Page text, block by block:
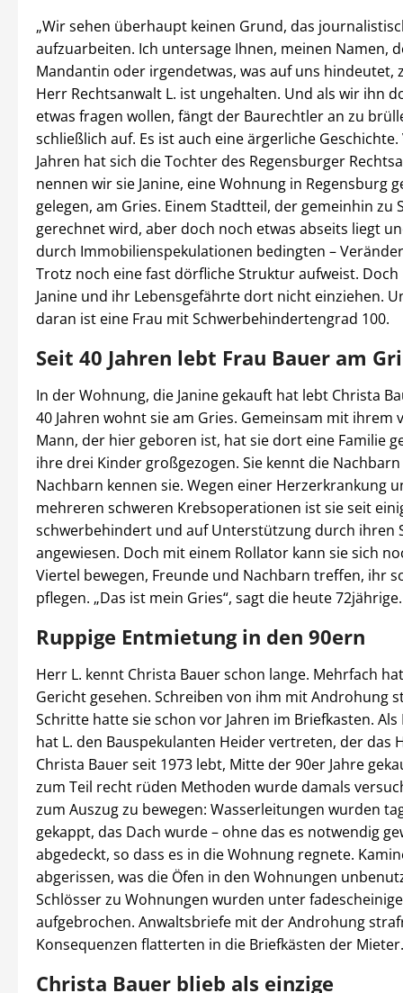
„Wir sehen überhaupt keinen Grund, das
aufzuarbeiten. Ich untersage Ihnen, meinen Namen,
Mandantin oder irgendetwas, was auf uns hindeutet,
Herr Rechtsanwalt L. ist ungehalten. Und als wir ihn
etwas fragen wollen, fängt der Baurechtler an zu
schließlich auf. Es ist auch eine ärgerliche
Jahren hat sich die Tochter des Regensburger
nennen wir sie Janine, eine Wohnung in Regensburg
gelegen, am Gries. Einem Stadtteil, der gemeinhin zu
gerechnet wird, aber doch noch etwas abseits liegt
durch Immobilienspekulationen bedingten –
Trotz noch eine fast dörfliche Struktur aufweist.
Janine und ihr Lebensgefährte dort nicht einziehen.
daran ist eine Frau mit Schwerbehindertengrad 100.
Seit 40 Jahren lebt Frau Bauer am
In der Wohnung, die Janine gekauft hat lebt Christa
40 Jahren wohnt sie am Gries. Gemeinsam mit ihrem
Mann, der hier geboren ist, hat sie dort eine Familie
ihre drei Kinder großgezogen. Sie kennt die
Nachbarn kennen sie. Wegen einer Herzerkrankung
mehreren schweren Krebsoperationen ist sie seit
schwerbehindert und auf Unterstützung durch ihren
angewiesen. Doch mit einem Rollator kann sie sich
Viertel bewegen, Freunde und Nachbarn treffen, ihr
pflegen. „Das ist mein Gries“, sagt die heute 72jährige.
Ruppige Entmietung in den 90ern
Herr L. kennt Christa Bauer schon lange. Mehrfach
Gericht gesehen. Schreiben von ihm mit Androhung
Schritte hatte sie schon vor Jahren im Briefkasten. Als
hat L. den Bauspekulanten Heider vertreten, der das
Christa Bauer seit 1973 lebt, Mitte der 90er Jahre
zum Teil recht rüden Methoden wurde damals
zum Auszug zu bewegen: Wasserleitungen wurden
gekappt, das Dach wurde – ohne das es notwendig
abgedeckt, so dass es in die Wohnung regnete.
abgerissen, was die Öfen in den Wohnungen
Schlösser zu Wohnungen wurden unter
aufgebrochen. Anwaltsbriefe mit der Androhung
Konsequenzen flatterten in die Briefkästen der Mieter.
Christa Bauer blieb als einzige